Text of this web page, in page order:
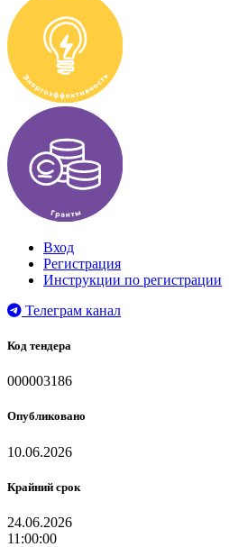
Вход
Регистрация
Инструкции по регистрации
Телеграм канал
Код тендера
000003186
Опубликовано
10.06.2026
Крайний срок
24.06.2026
11:00:00